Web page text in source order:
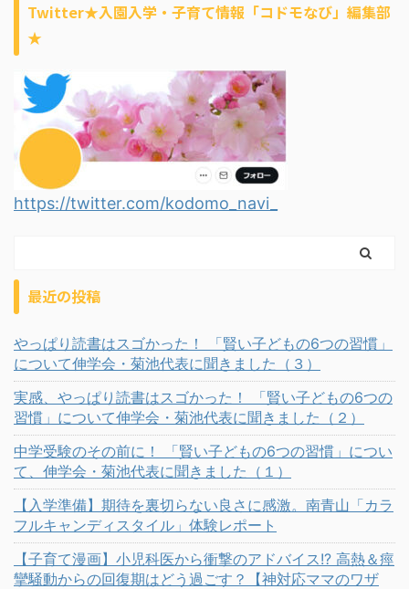
Twitter★入園入学・子育て情報「コドモなび」編集部
★
https://twitter.com/kodomo_navi_
最近の投稿
やっぱり読書はスゴかった！ 「賢い子どもの6つの習慣」
について伸学会・菊池代表に聞きました（３）
実感、やっぱり読書はスゴかった！ 「賢い子どもの6つの
習慣」について伸学会・菊池代表に聞きました（２）
中学受験のその前に！ 「賢い子どもの6つの習慣」につい
て、伸学会・菊池代表に聞きました（１）
【入学準備】期待を裏切らない良さに感激。南青山「カラ
フルキャンディスタイル」体験レポート
【子育て漫画】小児科医から衝撃のアドバイス!? 高熱＆痙
攣騒動からの回復期はどう過ごす？【神対応ママのワザ